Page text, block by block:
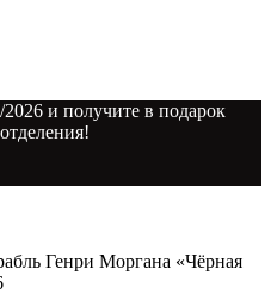
и получите в подарок
Генри Моргана «Чёрная